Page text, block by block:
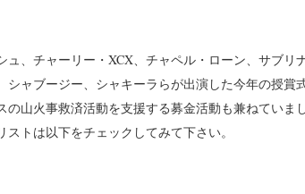
ュ、チャーリー・XCX、チャペル・ローン、サブリ
シャブージー、シャキーラらが出演した今年の授賞
の山火事救済活動を支援する募金活動も兼ねていま
ストは以下をチェックしてみて下さい。